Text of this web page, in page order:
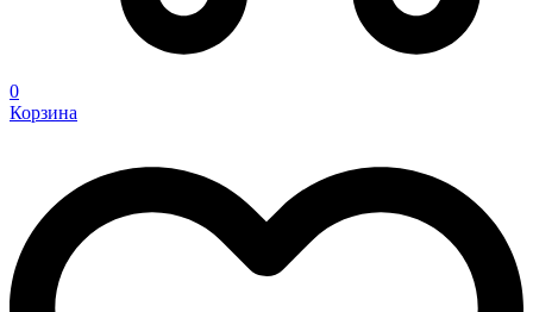
0
Корзина